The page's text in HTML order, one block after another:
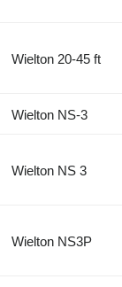
Wielton 20-45 ft
Wielton NS-3
Wielton NS 3
Wielton NS3P